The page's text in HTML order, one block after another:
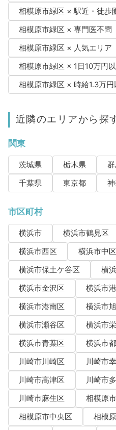
相模原市緑区 × 駅近・徒歩
相模原市緑区 × 専門医不問
相模原市緑区 × 人気エリア
相模原市緑区 × 1日10万円
相模原市緑区 × 時給1.3万円
近隣のエリアから探
関東
茨城県 栃木県
千葉県
東京都
市区町村
横浜市 横浜市鶴見区
横浜市西区
横浜市中区
横浜市保土ケ谷区
横
横浜市金沢区
横浜市
横浜市港南区
横浜市
横浜市瀬谷区
横浜市
横浜市青葉区
横浜市
川崎市川崎区
川崎市
川崎市高津区
川崎市
川崎市麻生区
相模原市
相模原市中央区
相模